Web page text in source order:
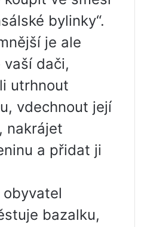
bylinky“.
je ale
dači,
utrhnout
vdechnout její
nakrájet
a přidat ji
bazalku,